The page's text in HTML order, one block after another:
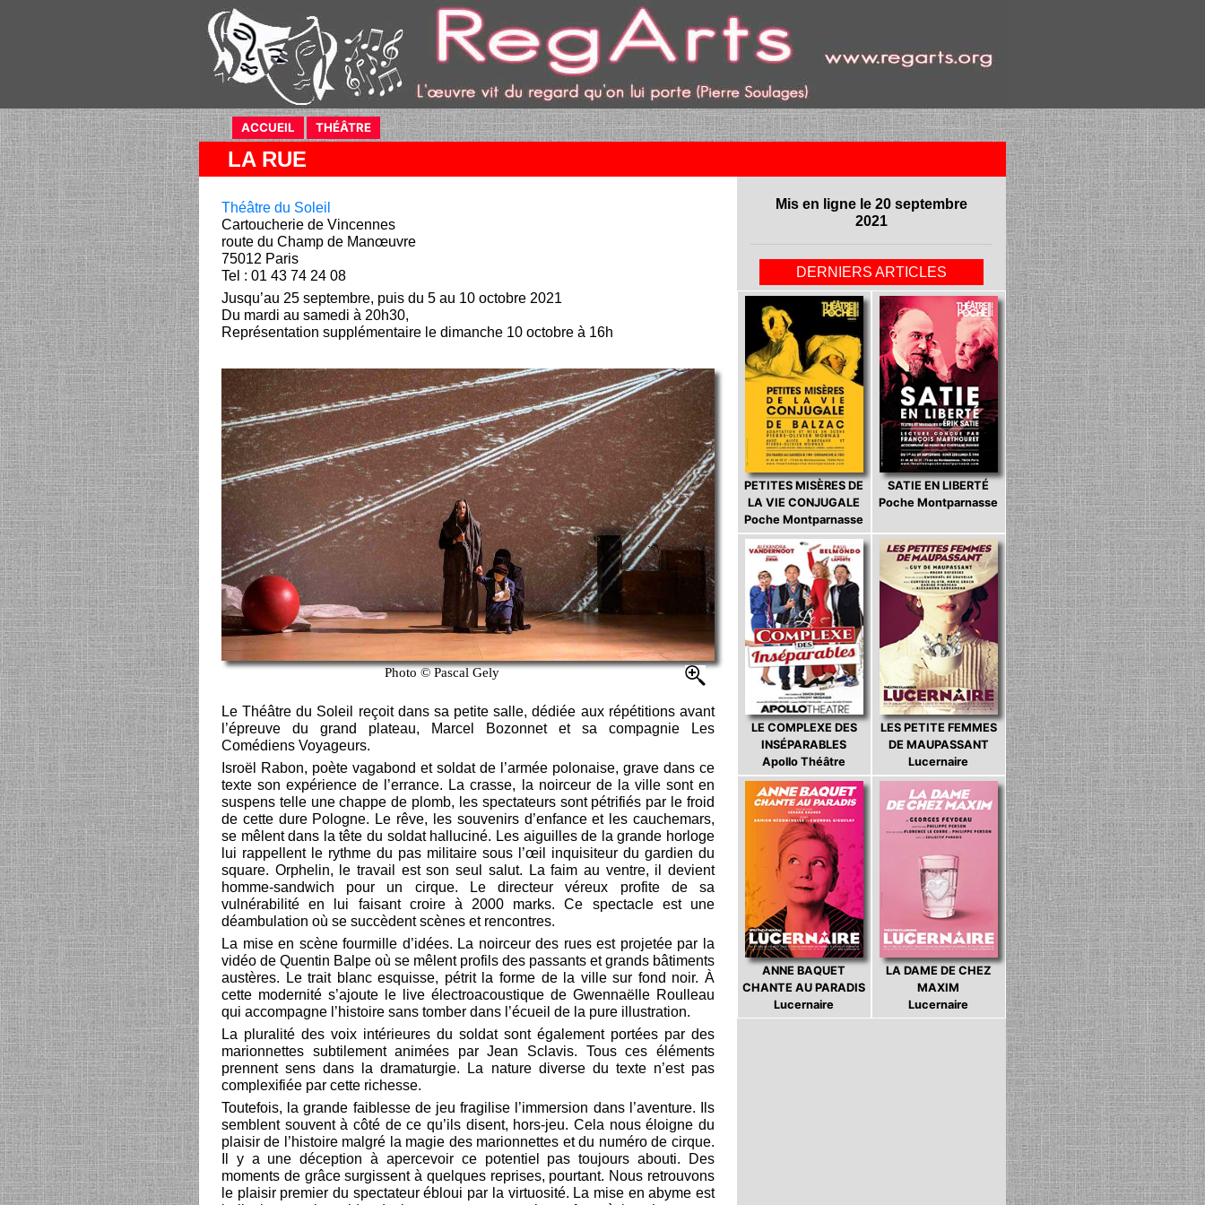
ACCUEIL (current)
THÉÂTRE (current)
LA RUE
Théâtre du Soleil
Cartoucherie de Vincennes
route du Champ de Manœuvre
75012 Paris
Tel : 01 43 74 24 08
Jusqu’au 25 septembre, puis du 5 au 10 octobre 2021
Du mardi au samedi à 20h30,
Représentation supplémentaire le dimanche 10 octobre à 16h
Photo © Pascal Gely
Le Théâtre du Soleil reçoit dans sa petite salle, dédiée aux répétitions avant
l’épreuve du grand plateau, Marcel Bozonnet et sa compagnie Les
Comédiens Voyageurs.
Isroël Rabon, poète vagabond et soldat de l’armée polonaise, grave dans ce
texte son expérience de l’errance. La crasse, la noirceur de la ville sont en
suspens telle une chappe de plomb, les spectateurs sont pétrifiés par le froid
de cette dure Pologne. Le rêve, les souvenirs d’enfance et les cauchemars,
se mêlent dans la tête du soldat halluciné. Les aiguilles de la grande horloge
lui rappellent le rythme du pas militaire sous l’œil inquisiteur du gardien du
square. Orphelin, le travail est son seul salut. La faim au ventre, il devient
homme-sandwich pour un cirque. Le directeur véreux profite de sa
vulnérabilité en lui faisant croire à 2000 marks. Ce spectacle est une
déambulation où se succèdent scènes et rencontres.
La mise en scène fourmille d’idées. La noirceur des rues est projetée par la
vidéo de Quentin Balpe où se mêlent profils des passants et grands bâtiments
austères. Le trait blanc esquisse, pétrit la forme de la ville sur fond noir. À
cette modernité s’ajoute le live électroacoustique de Gwennaëlle Roulleau
qui accompagne l’histoire sans tomber dans l’écueil de la pure illustration.
La pluralité des voix intérieures du soldat sont également portées par des
marionnettes subtilement animées par Jean Sclavis. Tous ces éléments
prennent sens dans la dramaturgie. La nature diverse du texte n’est pas
complexifiée par cette richesse.
Toutefois, la grande faiblesse de jeu fragilise l’immersion dans l’aventure. Ils
semblent souvent à côté de ce qu’ils disent, hors-jeu. Cela nous éloigne du
plaisir de l’histoire malgré la magie des marionnettes et du numéro de cirque.
Il y a une déception à apercevoir ce potentiel pas toujours abouti. Des
moments de grâce surgissent à quelques reprises, pourtant. Nous retrouvons
le plaisir premier du spectateur ébloui par la virtuosité. La mise en abyme est
Mis en ligne le 20 septembre
2021
DERNIERS ARTICLES
PETITES MISÈRES DE
LA VIE CONJUGALE
Poche Montparnasse
SATIE EN LIBERTÉ
Poche Montparnasse
LE COMPLEXE DES
INSÉPARABLES
Apollo Théâtre
LES PETITE FEMMES
DE MAUPASSANT
Lucernaire
ANNE BAQUET
CHANTE AU PARADIS
Lucernaire
LA DAME DE CHEZ
MAXIM
Lucernaire